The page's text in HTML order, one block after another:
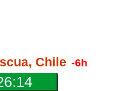
Chile -6h